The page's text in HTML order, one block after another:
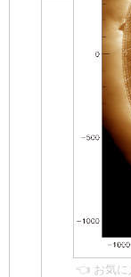
👈 お気に